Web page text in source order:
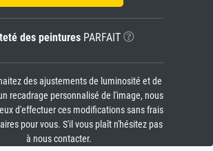
des peinturesPARFAIT
des ajustements de luminosité et de
recadrage personnalisé de l'image, nous
d'effectuer ces modifications sans frais
pour vous. S'il vous plaît n'hésitez pas
à nous contacter.